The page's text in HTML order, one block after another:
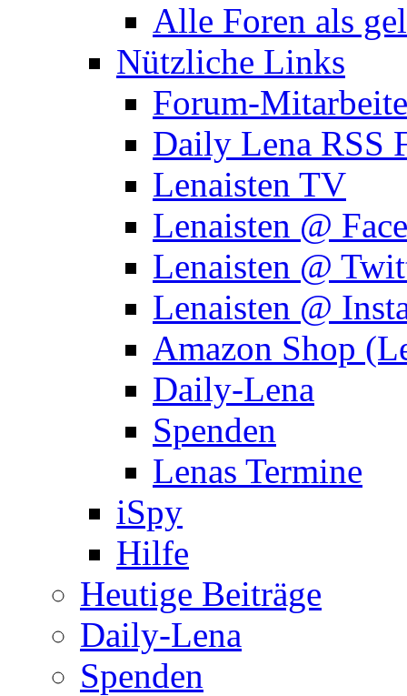
Alle Foren als
Nützliche Links
Forum-
Daily Lena RSS
Lenaisten TV
Lenaisten @
Lenaisten @
Lenaisten @
Amazon Shop
Daily-Lena
Spenden
Lenas Termine
iSpy
Hilfe
Heutige Beiträge
Daily-Lena
Spenden